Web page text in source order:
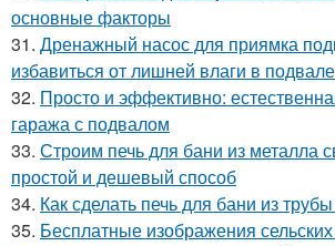
основные факторы
31. Дренажный насос для приямка
избавиться от лишней влаги в подвале
32. Просто и эффективно:
гаража с подвалом
33. Строим печь для бани из металла
простой и дешевый способ
34. Как сделать печь для бани из
35. Бесплатные изображения сельских